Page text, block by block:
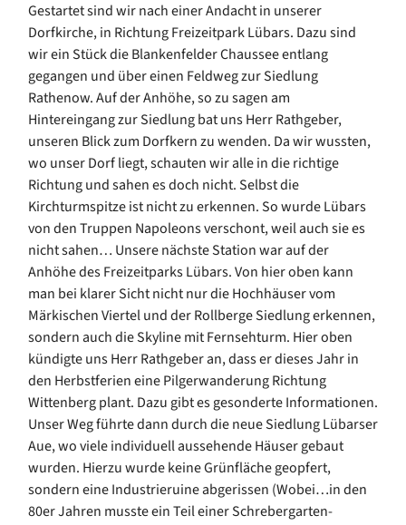
Gestartet sind wir nach einer Andacht in unserer
Dorfkirche, in Richtung Freizeitpark Lübars. Dazu sind
wir ein Stück die Blankenfelder Chaussee entlang
gegangen und über einen Feldweg zur Siedlung
Rathenow. Auf der Anhöhe, so zu sagen am
Hintereingang zur Siedlung bat uns Herr Rathgeber,
unseren Blick zum Dorfkern zu wenden. Da wir wussten,
wo unser Dorf liegt, schauten wir alle in die richtige
Richtung und sahen es doch nicht. Selbst die
Kirchturmspitze ist nicht zu erkennen. So wurde Lübars
von den Truppen Napoleons verschont, weil auch sie es
nicht sahen… Unsere nächste Station war auf der
Anhöhe des Freizeitparks Lübars. Von hier oben kann
man bei klarer Sicht nicht nur die Hochhäuser vom
Märkischen Viertel und der Rollberge Siedlung erkennen,
sondern auch die Skyline mit Fernsehturm. Hier oben
kündigte uns Herr Rathgeber an, dass er dieses Jahr in
den Herbstferien eine Pilgerwanderung Richtung
Wittenberg plant. Dazu gibt es gesonderte Informationen.
Unser Weg führte dann durch die neue Siedlung Lübarser
Aue, wo viele individuell aussehende Häuser gebaut
wurden. Hierzu wurde keine Grünfläche geopfert,
sondern eine Industrieruine abgerissen (Wobei…in den
80er Jahren musste ein Teil einer Schrebergarten-